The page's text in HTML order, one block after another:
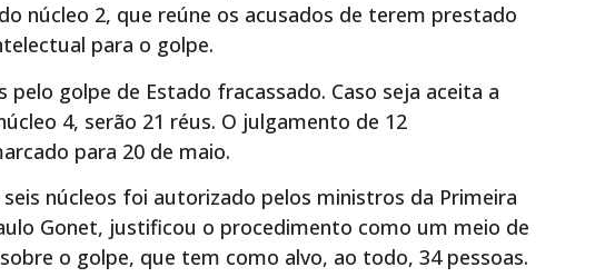
núcleo 2, que reúne os acusados de terem prestado
para o golpe.
pelo golpe de Estado fracassado. Caso seja aceita a
4, serão 21 réus. O julgamento de 12
para 20 de maio.
núcleos foi autorizado pelos ministros da Primeira
Gonet, justificou o procedimento como um meio de
o golpe, que tem como alvo, ao todo, 34 pessoas.